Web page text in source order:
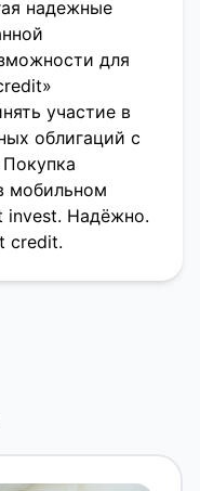
надежные
для
участие в
облигаций с
мобильном
invest. Надёжно.
credit.